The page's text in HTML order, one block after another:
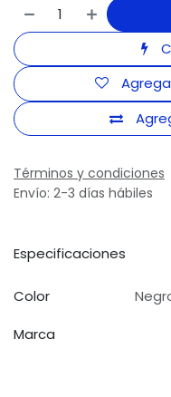
Términos y condiciones
Envío: 2-3 días hábiles
Especificaciones
Color
Marca